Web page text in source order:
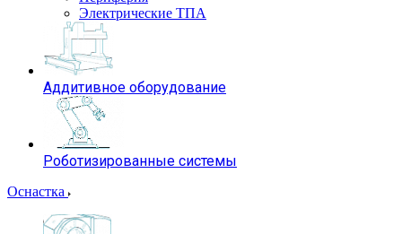
Электрические ТПА
Аддитивное оборудование
Роботизированные системы
Оснастка